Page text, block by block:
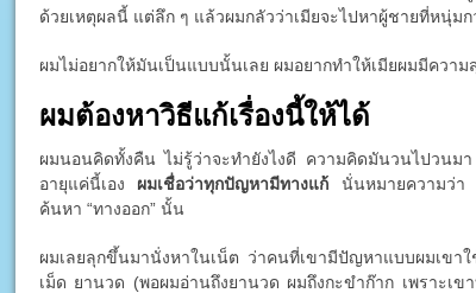
ด้วยเหตุผลนี้ แต่ลึก ๆ แล้วผมกลัวว่าเมียจะไปหาผู้ชายที่หนุ่มก
ผมไม่อยากให้มันเป็นแบบนั้นเลย ผมอยากทำให้เมียผมมีความ
ผมต้องหาวิธีแก้เรื่องนี้ให้ได้
ผมนอนคิดทั้งคืน ไม่รู้ว่าจะทำยังไงดี ความคิดมันวนไปวนม
อายุแค่นี้เอง ผมเชื่อว่าทุกปัญหามีทางแก้ นั่นหมายความว่า
ค้นหา “ทางออก” นั้น
ผมเลยลุกขึ้นมานั่งหาในเน็ต ว่าคนที่เขามีปัญหาแบบผมเขา
เม็ด ยานวด (พอผมอ่านถึงยานวด ผมถึงกะขำก๊าก เพราะเ